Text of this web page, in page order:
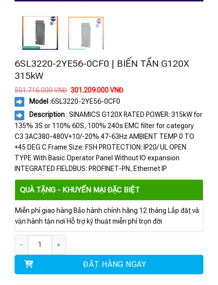
6SL3220-2YE56-0CF0 | BIẾN TẦN G120X
315kW
501.716.000VNĐ Giá
là:
501.716.000 VNĐ.
301.209.000VNĐGiá
là:
301.209.000 VNĐ.
Model :6SL3220-2YE56-0CF0
Description: SINAMICS G120X RATED POWER: 315kW for
135% 3S or 110% 60S, 100% 240s EMC filter for category
C3 3AC380-480V+10/-20% 47-63Hz AMBIENT TEMP 0 TO
+45 DEG C Frame Size: FSH PROTECTION: IP20/ UL OPEN
TYPE With Basic Operator Panel Without IO expansion
INTEGRATED FIELDBUS: PROFINET-PN, Ethernet IP
QUÀ TẶNG - KHUYẾN MẠI ĐẶC BIỆT
Miễn phí giao hàng Bảo hành chính hãng 12 tháng Lắp đặt và
vận hành tận nơi Hỗ trợ kỹ thuật miễn phí trọn đời
ĐẶT HÀNG NGAY